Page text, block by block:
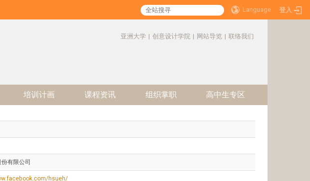
Language 登入
亚洲大学 | 创意设计学院 | 网站导览 | 联络我们
培训计画 课程资讯 组织掌职 高中生专区
有限公司
hsueh/